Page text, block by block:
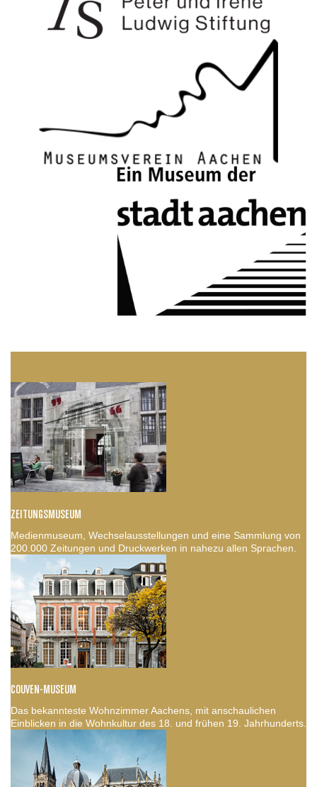
ZEITUNGSMUSEUM
Medienmuseum, Wechselausstellungen und eine Sammlung von
200.000 Zeitungen und Druckwerken in nahezu allen Sprachen.
COUVEN-MUSEUM
Das bekannteste Wohnzimmer Aachens, mit anschaulichen
Einblicken in die Wohnkultur des 18. und frühen 19. Jahrhunderts.